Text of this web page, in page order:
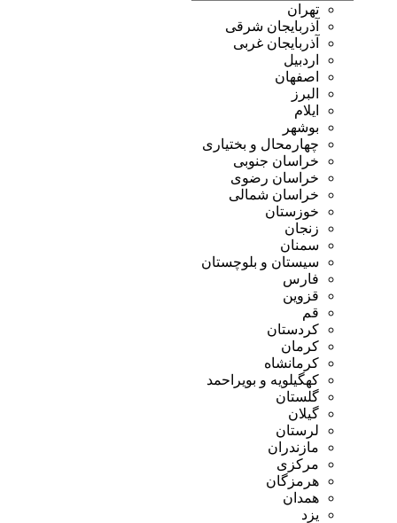
تهران
آذربایجان شرقی
آذربایجان غربی
اردبیل
اصفهان
البرز
ایلام
بوشهر
چهارمحال و بختیاری
خراسان جنوبی
خراسان رضوی
خراسان شمالی
خوزستان
زنجان
سمنان
سیستان و بلوچستان
فارس
قزوین
قم
کردستان
کرمان
کرمانشاه
کهگیلویه و بویراحمد
گلستان
گیلان
لرستان
مازندران
مرکزی
هرمزگان
همدان
یزد